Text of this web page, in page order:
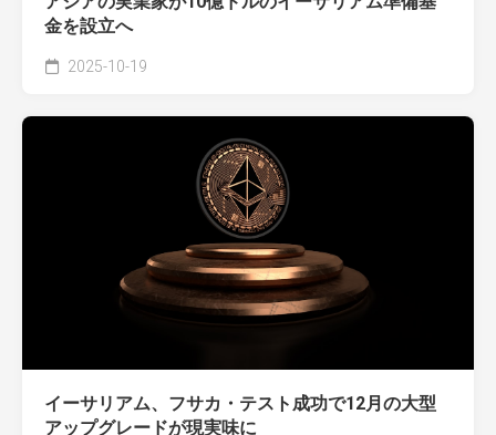
金を設立へ
2025-10-19
イーサリアム、フサカ・テスト成功で12月の大型
アップグレードが現実味に